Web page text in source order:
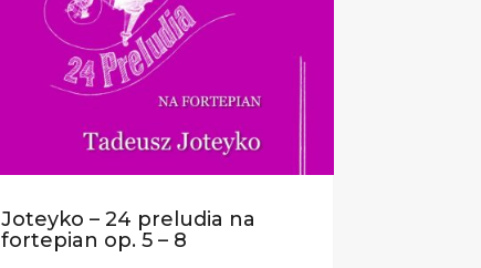
Joteyko – 24 preludia na
fortepian op. 5 – 8